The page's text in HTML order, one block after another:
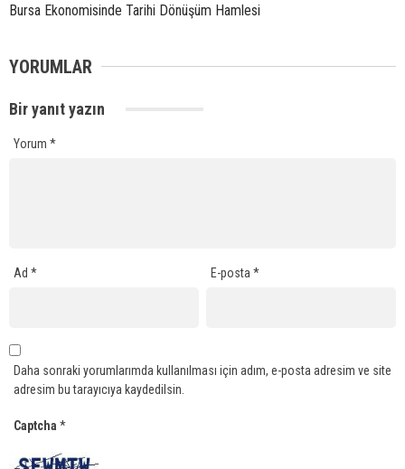
Bursa Ekonomisinde Tarihi Dönüşüm Hamlesi
YORUMLAR
Bir yanıt yazın
Yorum *
Ad * E-posta*
Daha sonraki yorumlarımda kullanılması için adım, e-posta adresim ve site
adresim bu tarayıcıya kaydedilsin.
Captcha *